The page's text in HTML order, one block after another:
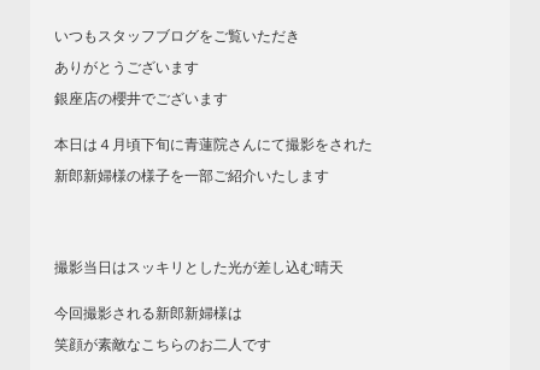
いつもスタッフブログをご覧いただき
ありがとうございます
銀座店の櫻井でございます
本日は４月頃下旬に青蓮院さんにて撮影をされた
新郎新婦様の様子を一部ご紹介いたします
撮影当日はスッキリとした光が差し込む晴天
今回撮影される新郎新婦様は
笑顔が素敵なこちらのお二人です